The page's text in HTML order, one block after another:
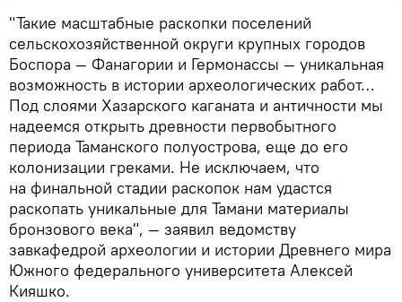
"Такие масштабные раскопки поселений
сельскохозяйственной округи крупных городов
Боспора — Фанагории и Гермонассы — уникальная
возможность в истории археологических работ…
Под слоями Хазарского каганата и античности мы
надеемся открыть древности первобытного
периода Таманского полуострова, еще до его
колонизации греками. Не исключаем, что
на финальной стадии раскопок нам удастся
раскопать уникальные для Тамани материалы
бронзового века", — заявил ведомству
завкафедрой археологии и истории Древнего мира
Южного федерального университета Алексей
Кияшко.